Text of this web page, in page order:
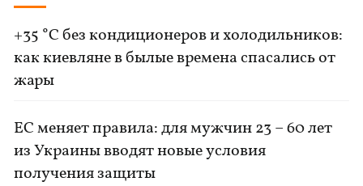
+35 °C без кондиционеров и холодильников:
как киевляне в былые времена спасались от
жары
ЕС меняет правила: для мужчин 23 – 60 лет
из Украины вводят новые условия
получения защиты